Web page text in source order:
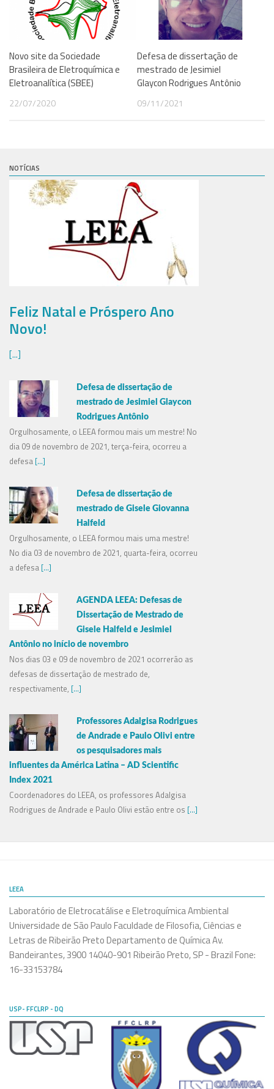
Eventos
Novo site da Sociedade
Brasileira de Eletroquímica e
Eletroanalítica (SBEE)
22/07/2020
Defesa de dissertação de
mestrado de Jesimiel
Glaycon Rodrigues Antônio
09/11/2021
NOTÍCIAS
Feliz Natal e Próspero Ano
Novo!
[...]
Defesa de dissertação de
mestrado de Jesimiel Glaycon
Rodrigues Antônio
Orgulhosamente, o LEEA formou mais um mestre! No
dia 09 de novembro de 2021, terça-feira, ocorreu a
defesa [...]
Defesa de dissertação de
mestrado de Gisele Giovanna
Halfeld
Orgulhosamente, o LEEA formou mais uma mestre!
No dia 03 de novembro de 2021, quarta-feira, ocorreu
a defesa [...]
AGENDA LEEA: Defesas de
Dissertação de Mestrado de
Gisele Halfeld e Jesimiel
Antônio no início de novembro
Nos dias 03 e 09 de novembro de 2021 ocorrerão as
defesas de dissertação de mestrado de,
respectivamente, [...]
Professores Adalgisa Rodrigues
de Andrade e Paulo Olivi entre
os pesquisadores mais
influentes da América Latina – AD Scientific
Index 2021
Coordenadores do LEEA, os professores Adalgisa
Rodrigues de Andrade e Paulo Olivi estão entre os [...]
LEEA
Laboratório de Eletrocatálise e Eletroquímica Ambiental
Universidade de São Paulo Faculdade de Filosofia, Ciências e
Letras de Ribeirão Preto Departamento de Química Av.
Bandeirantes, 3900 14040-901 Ribeirão Preto, SP - Brazil Fone:
16-33153784
USP- FFCLRP - DQ